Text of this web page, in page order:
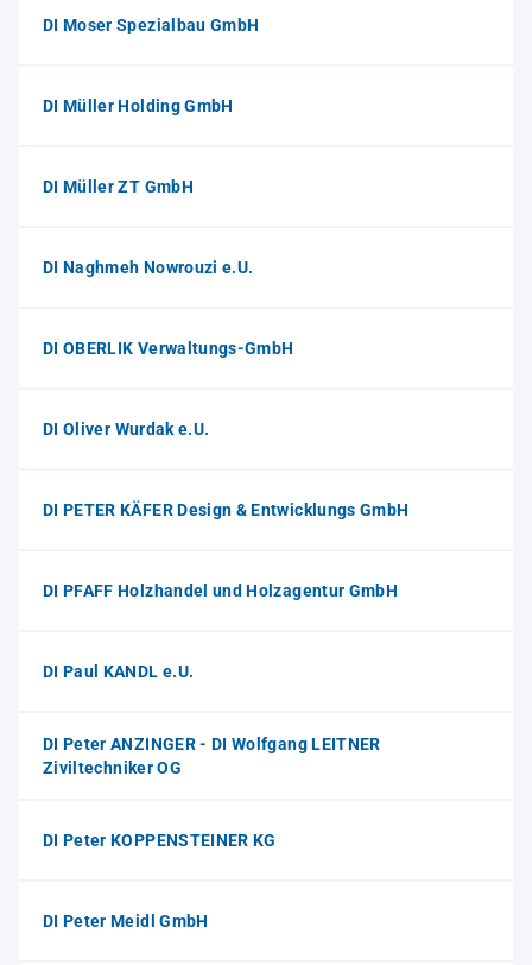
DI Moser Spezialbau GmbH
DI Müller Holding GmbH
DI Müller ZT GmbH
DI Naghmeh Nowrouzi e.U.
DI OBERLIK Verwaltungs-GmbH
DI Oliver Wurdak e.U.
DI PETER KÄFER Design & Entwicklungs GmbH
DI PFAFF Holzhandel und Holzagentur GmbH
DI Paul KANDL e.U.
DI Peter ANZINGER - DI Wolfgang LEITNER
Ziviltechniker OG
DI Peter KOPPENSTEINER KG
DI Peter Meidl GmbH